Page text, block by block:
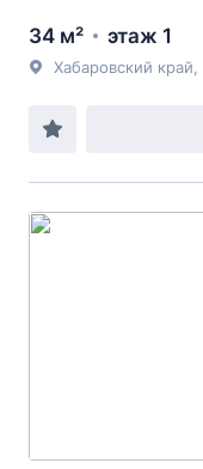
34 м² этаж 1
Хабаровский край